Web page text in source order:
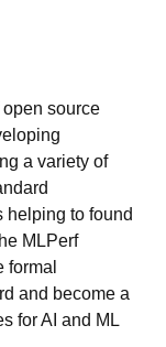
open source
a variety of
helping to found
MLPerf
formal
and become a
for AI and ML